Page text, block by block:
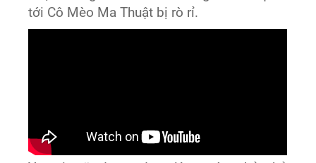
tới Cô Mèo Ma Thuật bị rò rỉ.